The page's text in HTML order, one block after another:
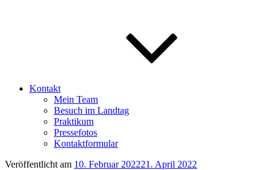
Kontakt
Mein Team
Besuch im Landtag
Praktikum
Pressefotos
Kontaktformular
Veröffentlicht am 10. Februar 202221. April 2022